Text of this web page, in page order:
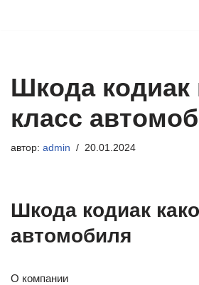
Шкода кодиак
класс
автор: admin 20.01.2024
Шкода кодиак
автомобиля
О компании